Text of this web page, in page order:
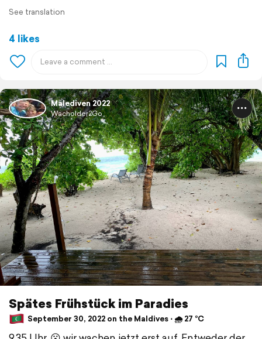
See translation
4 likes
Malediven 2022
Wacholder2Go
Spätes Frühstück im Paradies
September 30, 2022 on the Maldives ⋅ 🌧 27 °C